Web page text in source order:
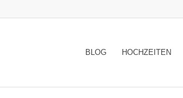
BLOG HOCHZEITEN